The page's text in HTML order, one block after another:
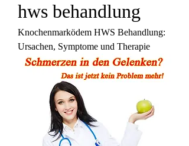
hws behandlung
Knochenmarködem HWS Behandlung:
Ursachen, Symptome und Therapie